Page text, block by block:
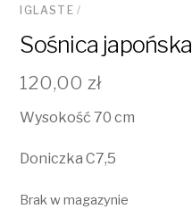
IGLASTE/
Sośnica japońska
120,00 zł
Wysokość 70 cm
Doniczka C7,5
Brak w magazynie